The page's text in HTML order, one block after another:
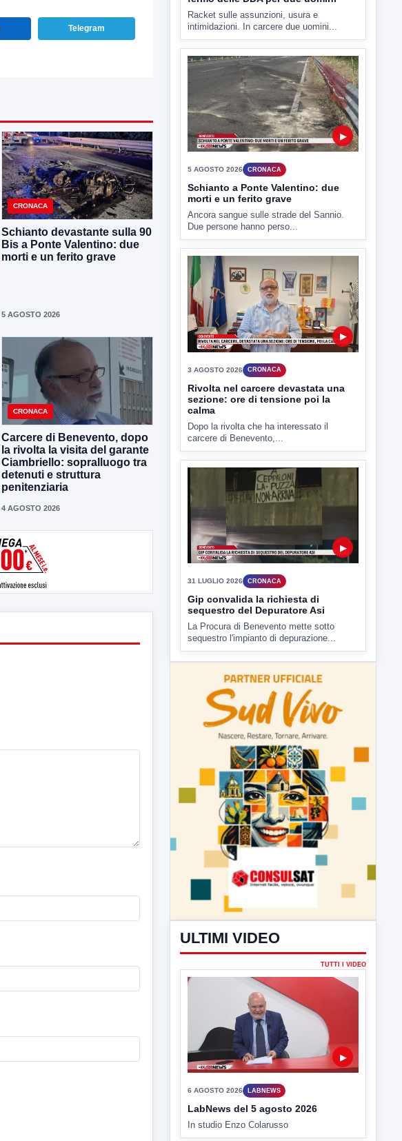
Telegram
CRONACA
Schianto devastante sulla 90
Bis a Ponte Valentino: due
morti e un ferito grave
5 AGOSTO 2026
CRONACA
Carcere di Benevento, dopo
la rivolta la visita del garante
Ciambriello: sopralluogo tra
detenuti e struttura
penitenziaria
4 AGOSTO 2026
Racket sulle assunzioni, usura e
intimidazioni. In carcere due uomini...
▶
5 AGOSTO 2026 CRONACA
Schianto a Ponte Valentino: due
morti e un ferito grave
Ancora sangue sulle strade del Sannio.
Due persone hanno perso...
▶
3 AGOSTO 2026 CRONACA
Rivolta nel carcere devastata una
sezione: ore di tensione poi la
calma
Dopo la rivolta che ha interessato il
carcere di Benevento,...
▶
31 LUGLIO 2026 CRONACA
Gip convalida la richiesta di
sequestro del Depuratore Asi
La Procura di Benevento mette sotto
sequestro l'impianto di depurazione...
ULTIMI VIDEO
TUTTI I VIDEO